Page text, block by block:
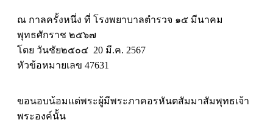
ณ กาลครั้งหนึ่ง ที่ โรงพยาบาลตำรวจ ๑๕ มีนาคม
พุทธศักราช ๒๕๖๗
โดย วันชัย๒๕๐๔ 20 มี.ค. 2567
หัวข้อหมายเลข 47631
ขอนอบน้อมแด่พระผู้มีพระภาคอรหันตสัมมาสัมพุทธเจ้า
พระองค์นั้น